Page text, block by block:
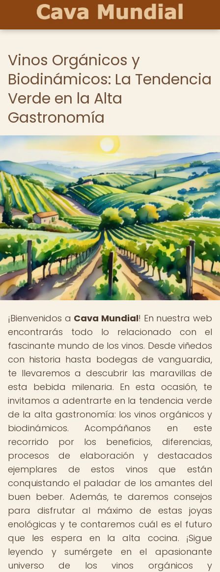
Vinos Orgánicos y
Biodinámicos: La Tendencia
Verde en la Alta
Gastronomía
¡Bienvenidos a Cava Mundial! En nuestra web
encontrarás todo lo relacionado con el
fascinante mundo de los vinos. Desde viñedos
con historia hasta bodegas de vanguardia,
te llevaremos a descubrir las maravillas de
esta bebida milenaria. En esta ocasión, te
invitamos a adentrarte en la tendencia verde
de la alta gastronomía: los vinos orgánicos y
biodinámicos. Acompáñanos en este
recorrido por los beneficios, diferencias,
procesos de elaboración y destacados
ejemplares de estos vinos que están
conquistando el paladar de los amantes del
buen beber. Además, te daremos consejos
para disfrutar al máximo de estas joyas
enológicas y te contaremos cuál es el futuro
que les espera en la alta cocina. ¡Sigue
leyendo y sumérgete en el apasionante
universo de los vinos orgánicos y